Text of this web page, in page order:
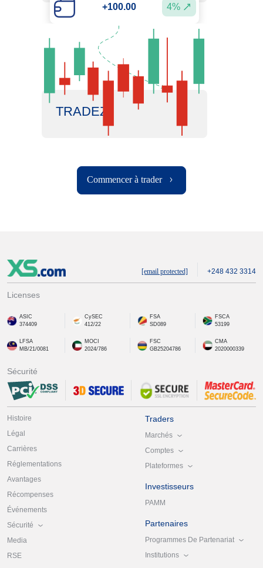
+100.00 4%
TRADEZ
Commencer à trader
[email protected] +248 432 3314
Licenses
ASIC
374409
CySEC
412/22
FSA
SD089
FSCA
53199
LFSA
MB/21/0081
MOCI
2024/786
FSC
GB25204786
CMA
2020000339
Sécurité
Histoire
Légal
Carrières
Réglementations
Avantages
Récompenses
Événements
Sécurité
Media
RSE
Traders
Marchés
Comptes
Plateformes
Investisseurs
PAMM
Partenaires
Programmes De Partenariat
Institutions